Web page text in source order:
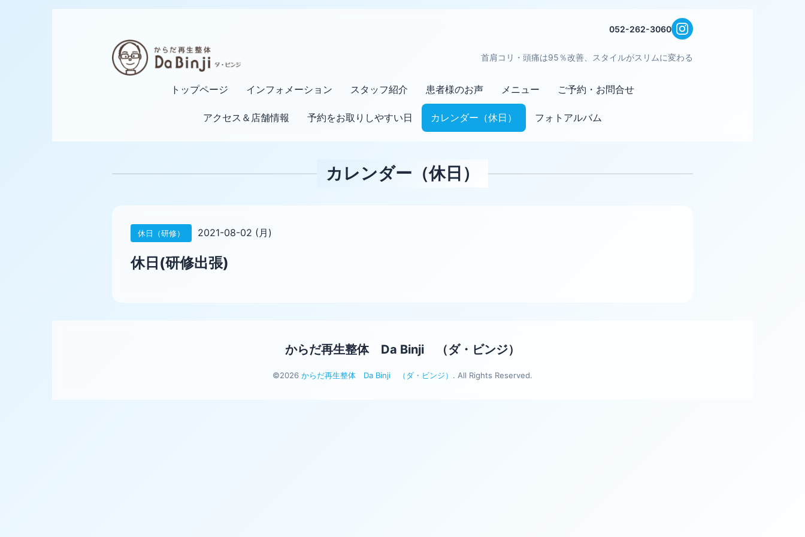
052-262-3060
首肩コリ・頭痛は95％改善、スタイルがスリムに変わる
トップページ インフォメーション スタッフ紹介 患者様のお声 メニュー ご予約・お問合せ
アクセス＆店舗情報 予約をお取りしやすい日 カレンダー（休日） フォトアルバム
カレンダー（休日）
休日（研修） 2021-08-02 (月)
休日(研修出張)
からだ再生整体 Da Binji （ダ・ビンジ）
©2026 からだ再生整体 Da Binji （ダ・ビンジ） . All Rights Reserved.